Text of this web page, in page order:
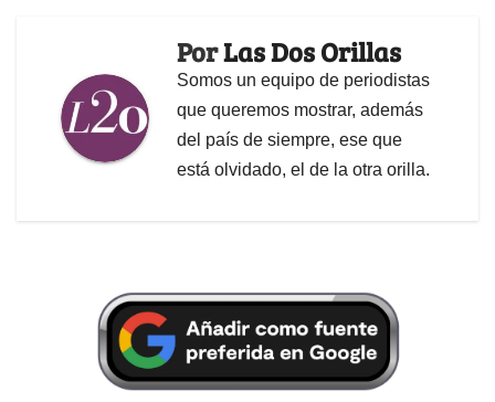
PorLas Dos Orillas
Somos un equipo de periodistas
que queremos mostrar, además
del país de siempre, ese que
está olvidado, el de la otra orilla.